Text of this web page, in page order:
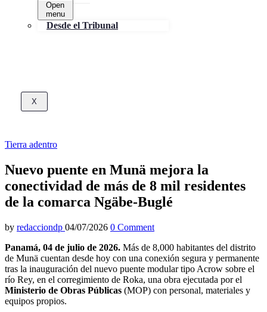
Open
menu
Desde el Tribunal
X
Tierra adentro
Nuevo puente en Munä mejora la
conectividad de más de 8 mil residentes
de la comarca Ngäbe-Buglé
by redacciondp 04/07/2026 0 Comment
Panamá, 04 de julio de 2026. Más de 8,000 habitantes del distrito
de Munä cuentan desde hoy con una conexión segura y permanente
tras la inauguración del nuevo puente modular tipo Acrow sobre el
río Rey, en el corregimiento de Roka, una obra ejecutada por el
Ministerio de Obras Públicas (MOP) con personal, materiales y
equipos propios.